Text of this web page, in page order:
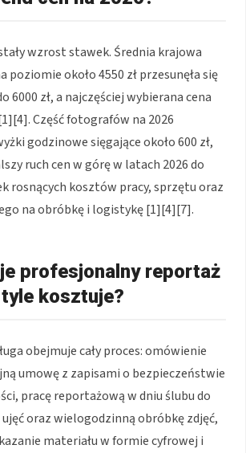
wzrost stawek. Średnia krajowa
poziomie około 4550 zł przesunęła się
6000 zł, a najczęściej wybierana cena
Część fotografów na 2026
godzinowe sięgające około 600 zł,
ruch cen w górę w latach 2026 do
rosnących kosztów pracy, sprzętu oraz
na obróbkę i logistykę [1][4][7].
profesjonalny reportaż
kosztuje?
obejmuje cały proces: omówienie
umowę z zapisami o bezpieczeństwie
pracę reportażową w dniu ślubu do
oraz wielogodzinną obróbkę zdjęć,
materiału w formie cyfrowej i